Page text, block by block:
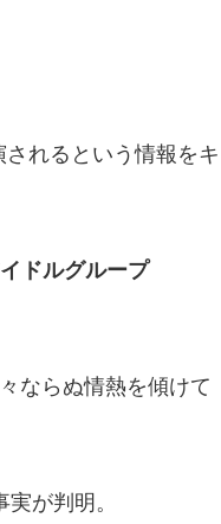
されるという情報をキ
ドルグループ
ならぬ情熱を傾けて
が判明。